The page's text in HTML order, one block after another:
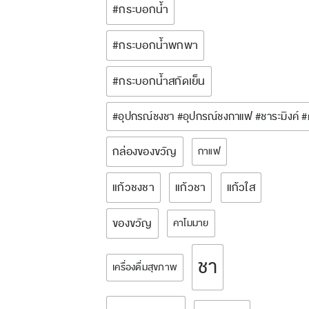
#กระบอกน้ำ
#กระบอกน้ำพกพา
#กระบอกน้ำสกัดเย็น
#อุปกรณ์ชงชา #อุปกรณ์ชงกาแฟ #ชาระมิงค์
กล่องของขวัญ กาแฟ
แก้วชงชา แก้วชา
แก้วใส
ของขวัญ
คาโมมาย
เครื่องดื่มสุขภาพ ชา